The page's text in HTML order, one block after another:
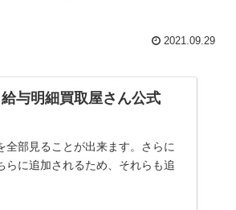
2021.09.29
与明細買取屋さん公式
部見ることが出来ます。さらに
に追加されるため、それらも追